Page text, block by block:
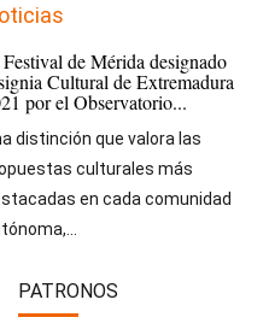
de Mérida designado
Cultural de Extremadura
por el Observatorio...
distinción que valora las
culturales más
en cada comunidad
PATRONOS